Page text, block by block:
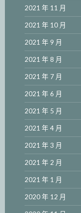
2021 年 11 月
2021 年 10 月
2021 年 9 月
2021 年 8 月
2021 年 7 月
2021 年 6 月
2021 年 5 月
2021 年 4 月
2021 年 3 月
2021 年 2 月
2021 年 1 月
2020 年 12 月